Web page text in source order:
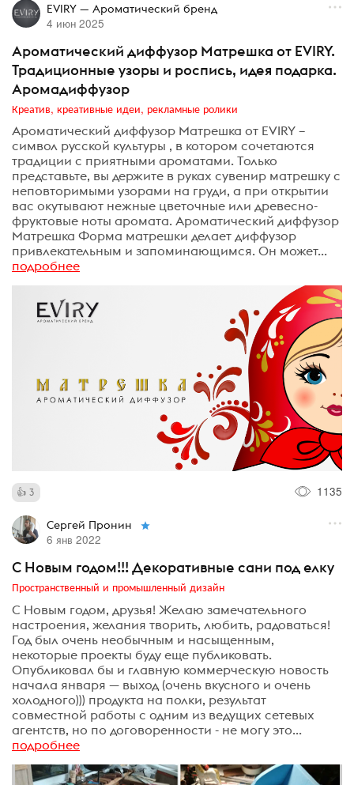
EVIRY — Ароматический бренд
4 июн 2025
Ароматический диффузор Матрешка от EVIRY.
Традиционные узоры и роспись, идея подарка.
Аромадиффузор
Креатив, креативные идеи, рекламные ролики
Ароматический диффузор Матрешка от EVIRY –
символ русской культуры , в котором сочетаются
традиции с приятными ароматами. Только
представьте, вы держите в руках сувенир матрешку с
неповторимыми узорами на груди, а при открытии
вас окутывают нежные цветочные или древесно-
фруктовые ноты аромата. Ароматический диффузор
Матрешка Форма матрешки делает диффузор
привлекательным и запоминающимся. Он может...
подробнее
3 1135
Сергей Пронин
6 янв 2022
С Новым годом!!! Декоративные сани под елку
Пространственный и промышленный дизайн
С Новым годом, друзья! Желаю замечательного
настроения, желания творить, любить, радоваться!
Год был очень необычным и насыщенным,
некоторые проекты буду еще публиковать.
Опубликовал бы и главную коммерческую новость
начала января — выход (очень вкусного и очень
холодного))) продукта на полки, результат
совместной работы с одним из ведущих сетевых
агентств, но по договоренности - не могу это...
подробнее